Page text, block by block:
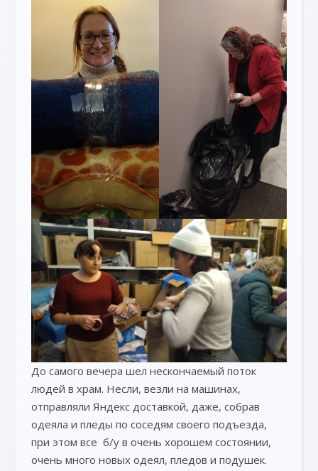
До самого вечера шел нескончаемый поток
людей в храм. Несли, везли на машинах,
отправляли Яндекс доставкой, даже, собрав
одеяла и пледы по соседям своего подъезда,
при этом все б/у в очень хорошем состоянии,
очень много новых одеял, пледов и подушек.